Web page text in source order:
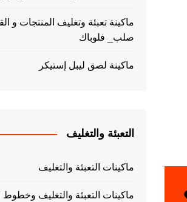
ماكينة تعبئة وتغليف المنتجات و
صلب_ فلوباك
ماكينة لصق ليبل إستيكر
التعبئة والتغليف
ماكينات التعبئة والتغليف
ماكينات التعبئة والتغليف وخطوط